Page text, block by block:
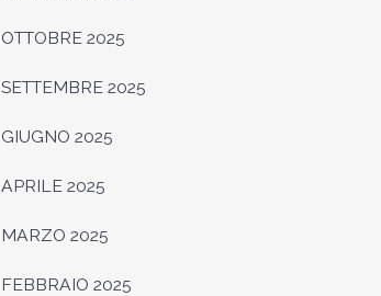
OTTOBRE 2025
SETTEMBRE 2025
GIUGNO 2025
APRILE 2025
MARZO 2025
FEBBRAIO 2025